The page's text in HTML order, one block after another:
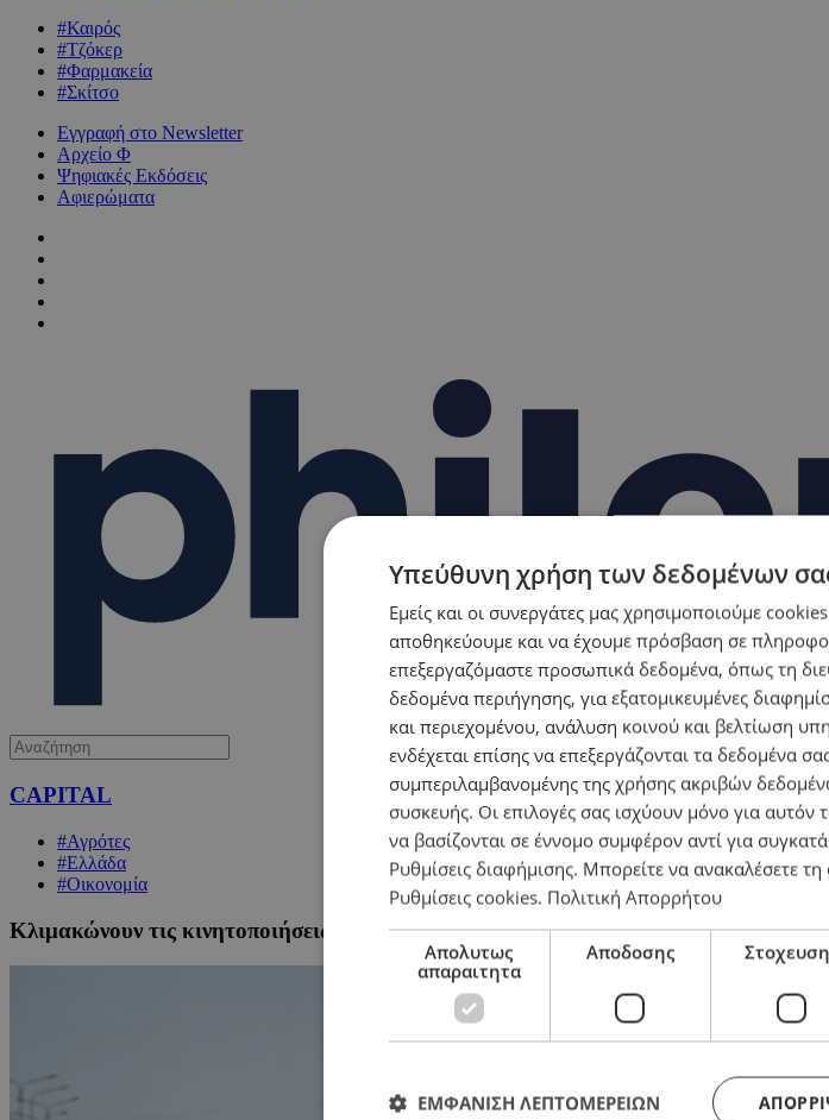
#Καιρός
#Τζόκερ
#Φαρμακεία
#Σκίτσο
Εγγραφή στο Newsletter
Αρχείο Φ
Ψηφιακές Εκδόσεις
Αφιερώματα
CAPITAL
#Αγρότες
#Ελλάδα
#Οικονομία
Κλιμακώνουν τις κινητοποιήσεις οι αγρότες με μπλόκα και 48ωρους αποκλεισμούς
Υπεύθυνη χρήση των δεδομένων
Εμείς και οι συνεργάτες μας χρησιμοποιούμε
αποθηκεύουμε και να έχουμε πρόσβαση σε
επεξεργαζόμαστε προσωπικά δεδομένα, όπως τη
δεδομένα περιήγησης, για εξατομικευμένες
και περιεχομένου, ανάλυση κοινού και βελτίωση
ενδέχεται επίσης να επεξεργάζονται τα δεδομένα
συμπεριλαμβανομένης της χρήσης ακριβών
συσκευής. Οι επιλογές σας ισχύουν μόνο για
να βασίζονται σε έννομο συμφέρον αντί για
Ρυθμίσεις διαφήμισης. Μπορείτε να ανακαλέσετε
Ρυθμίσεις cookies. Πολιτική Απορρήτου
Απολυτως
απαραιτητα
Αποδοσης
ΕΜΦΑΝΙΣΗ ΛΕΠΤΟΜΕΡΕΙΩΝ